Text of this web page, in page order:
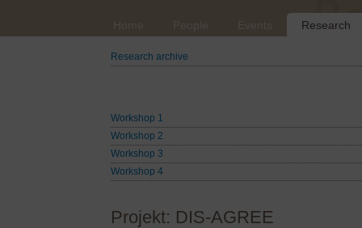
Research
Research archive
Workshop 1
Workshop 2
Workshop 3
Workshop 4
Projekt: DIS-AGREE